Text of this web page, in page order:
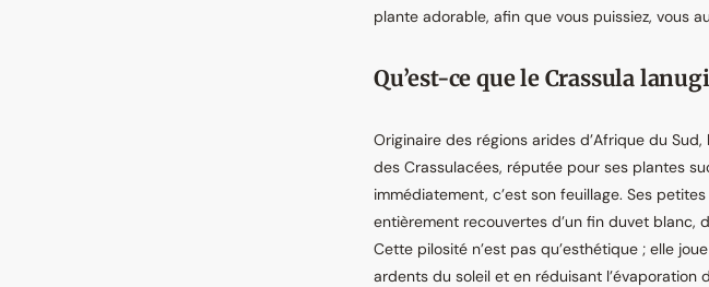
plante adorable, afin que vous puissiez, vous
Qu’est-ce que le Crassula
Originaire des régions arides d’Afrique du
des Crassulacées, réputée pour ses plantes
immédiatement, c’est son feuillage. Ses
entièrement recouvertes d’un fin duvet blanc,
Cette pilosité n’est pas qu’esthétique ; elle
ardents du soleil et en réduisant l’évaporation